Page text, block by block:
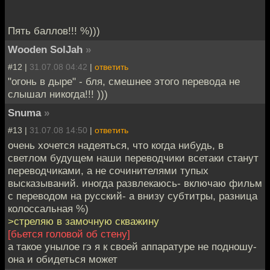
Пять баллов!!! %)))
Wooden SolJah »
#12 | 31.07.08 04:42 | ответить
"огонь в дыре" - бля, смешнее этого перевода не
слышал никогда!!! )))
Snuma »
#13 | 31.07.08 14:50 | ответить
очень хочется надеяться, что когда нибудь, в
светлом будущем наши переводчики всетаки станут
переводчиками, а не сочинителями тупых
высказываний. иногда развлекаюсь- включаю фильм
с переводом на русский- а внизу субтитры, разница
колоссальная %)
>стреляю в замочную скважину
[бьется головой об стену]
а такое унылое гэ я к своей аппаратуре не подношу-
она и обидеться может